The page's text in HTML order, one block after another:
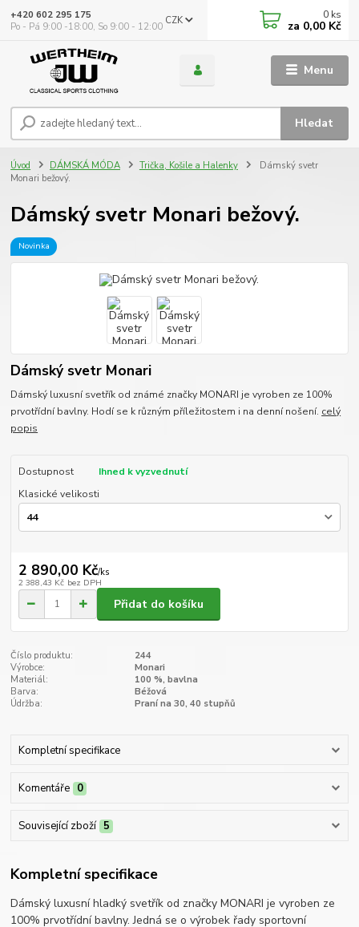
Menu
CZK
Hledat
+420 602 295 175
Po - Pá 9:00 -18:00, So 9:00 - 12:00
0 ks
za 0,00 Kč
Úvod DÁMSKÁ MÓDA Trička, Košile a Halenky
Dámský svetr
Monari bežový.
Dámský svetr Monari bežový.
Novinka
Dámský svetr Monari
Dámský luxusní svetřík od známé značky MONARI je vyroben ze 100%
prvotřídní bavlny. Hodí se k různým příležitostem i na denní nošení. celý
popis
Dostupnost
Ihned k vyzvednutí
Klasické velikosti
2 890,00 Kč/ks
2 388,43 Kč bez DPH
Přidat do košíku
Číslo produktu:
244
Výrobce:
Monari
Materiál:
100 %, bavlna
Barva:
Béžová
Údržba:
Praní na 30, 40 stupňů
Kompletní specifikace
Komentáře 0
Související zboží 5
Kompletní specifikace
Dámský luxusní hladký svetřík od značky MONARI je vyroben ze
100% prvotřídní bavlny. Jedná se o výrobek řady sportovní